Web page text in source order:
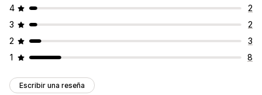
4
2
3
2
2
3
1
8
Escribir una reseña